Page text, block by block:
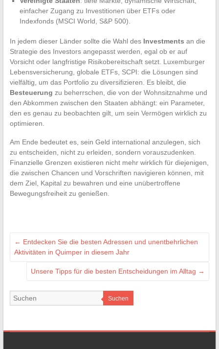
einfacher Zugang zu Investitionen über ETFs oder
Indexfonds (MSCI World, S&P 500).
In jedem dieser Länder sollte die Wahl des Investments an die
Strategie des Investors angepasst werden, egal ob er auf
Vorsicht oder langfristige Risikobereitschaft setzt. Luxemburger
Lebensversicherung, globale ETFs, SCPI: die Lösungen sind
vielfältig, um das Portfolio zu diversifizieren. Es bleibt, die
Besteuerung zu beherrschen, die von der Wohnsitznahme und
den Abkommen zwischen den Staaten abhängt: ein Parameter,
den es genau zu beobachten gilt, um sein Vermögen wirklich zu
optimieren.
Am Ende bedeutet es, sein Geld international anzulegen, sich
zu entscheiden, nicht zu erleiden, sondern vorauszudenken.
Finanzielle Grenzen existieren nicht mehr wirklich für diejenigen,
die zwischen Chancen und Vorschriften navigieren können, mit
dem Ziel, Kapital zu bewahren und eine unübertroffene
Bewegungsfreiheit zu genießen.
← Entdecken Sie die besten Adressen und unentbehrlichen
Aktivitäten in Quimper in diesem Jahr
Unsere Tipps für die besten Entscheidungen im Alltag →
Suchen